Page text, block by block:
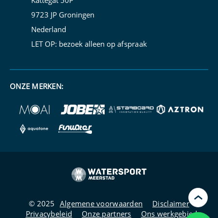
›
9723 JP Groningen
Nederland
LET OP: bezoek alleen op afspraak
ONZE MERKEN:
© 2025 Algemene voorwaarden
Disclaimer
Privacybeleid
Onze partners Ons werkgebied